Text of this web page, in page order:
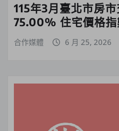
115年3月臺北市房
75.00% 住宅價格
合作媒體 6 月 25, 2026